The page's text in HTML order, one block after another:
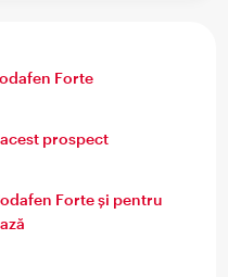
Forte
prospect
Forte și pentru